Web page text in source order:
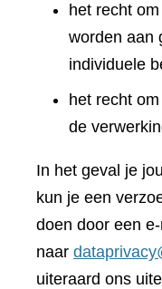
het recht
worden aan
individuele
het recht
de
In het geval je
kun je een
doen door een
naar
uiteraard ons